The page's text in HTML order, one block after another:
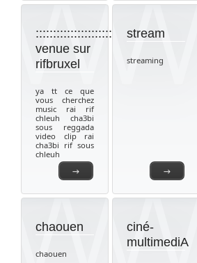
→
::::::::::::::::::::::::::::::..........bien
venue sur
rifbruxel
ya tt ce que
vous cherchez
music rai rif
chleuh cha3bi
sous reggada
video clip rai
cha3bi rif sous
chleuh
→
stream
streaming
chaouen
chaouen
ciné-
multimediA